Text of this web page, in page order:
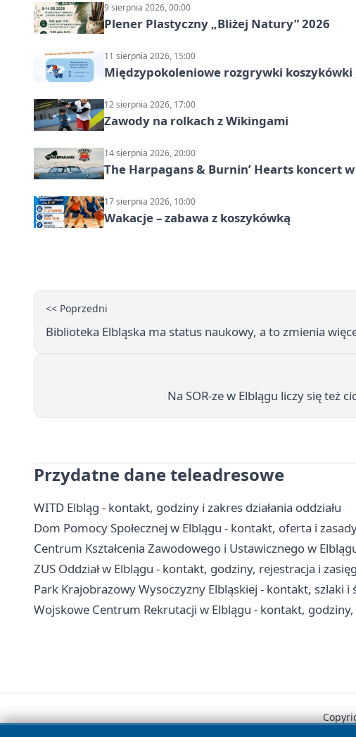
9 sierpnia 2026, 00:00
Plener Plastyczny „Bliżej Natury” 2026
11 sierpnia 2026, 15:00
Międzypokoleniowe rozgrywki koszykówki
12 sierpnia 2026, 17:00
Zawody na rolkach z Wikingami
14 sierpnia 2026, 20:00
The Harpagans & Burnin’ Hearts koncert
17 sierpnia 2026, 10:00
Wakacje – zabawa z koszykówką
<< Poprzedni
Biblioteka Elbląska ma status naukowy, a to zmienia
Na SOR-ze w Elblągu liczy się też
Przydatne dane teleadresowe
WITD Elbląg - kontakt, godziny i zakres działania oddziału
Dom Pomocy Społecznej w Elblągu - kontakt, oferta i
Centrum Kształcenia Zawodowego i Ustawicznego w
ZUS Oddział w Elblągu - kontakt, godziny, rejestracja i
Park Krajobrazowy Wysoczyzny Elbląskiej - kontakt, szlaki i
Wojskowe Centrum Rekrutacji w Elblągu - kontakt,